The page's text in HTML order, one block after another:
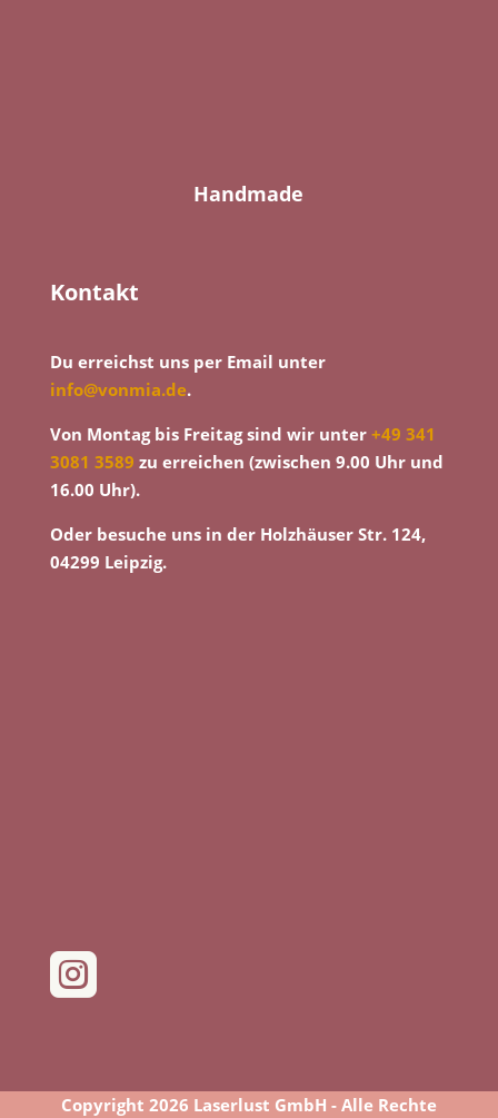
Handmade
Kontakt
Du erreichst uns per Email unter
info@vonmia.de.
Von Montag bis Freitag sind wir unter +49 341
3081 3589 zu erreichen (zwischen 9.00 Uhr und
16.00 Uhr).
Oder besuche uns in der Holzhäuser Str. 124,
04299 Leipzig.

Copyright 2026 Laserlust GmbH - Alle Rechte